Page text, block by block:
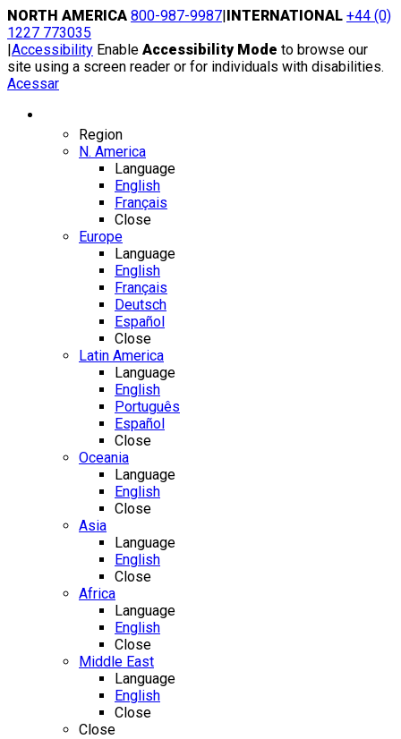
Skip
to
content
NORTH AMERICA 800-987-9987|INTERNATIONAL +44 (0)
1227 773035
|Accessibility Enable Accessibility Mode to browse our
site using a screen reader or for individuals with disabilities.
Acessar
Region
N. America
Language
English
Français
Close
Europe
Language
English
Français
Deutsch
Español
Close
Latin America
Language
English
Português
Español
Close
Oceania
Language
English
Close
Asia
Language
English
Close
Africa
Language
English
Close
Middle East
Language
English
Close
Close